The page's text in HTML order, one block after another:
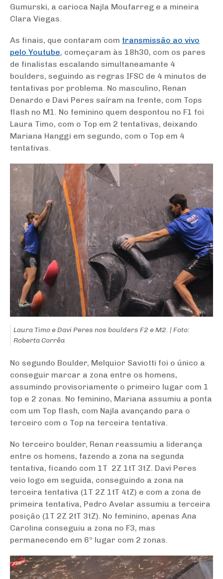
Gumurski, a carioca Najla Moufarreg e a mineira
Clara Viegas.
As finais, que contaram com transmissão ao vivo
pelo Youtube, começaram às 18h30, com os pares
de finalistas escalando simultaneamante 4
boulders, seguindo as regras IFSC de 4 minutos de
tentativas por problema. No masculino, Renan
Denardo e Davi Peres saíram na frente, com Tops
flash no M1. No feminino quem despontou no F1 foi
Laura Timo, com o Top em 2 tentativas, deixando
Mariana Hanggi em segundo, com o Top em 4
tentativas.
Laura Timo e Davi Peres nos boulders F2 e M2. | Foto:
Roberta Corrêa
No segundo Boulder, Melquior Saviotti foi o único a
conseguir marcar a zona entre os homens,
assumindo provisoriamente o primeiro lugar com 1
top e 2 zonas. No feminino, Mariana assumiu a ponta
com um Top flash, com Najla avançando para o
terceiro com o Top na terceira tentativa.
No terceiro boulder, Renan reassumiu a liderança
entre os homens, fazendo a zona na segunda
tentativa, ficando com 1T 2Z 1tT 3tZ. Davi Peres
veio logo em seguida, conseguindo a zona na
terceira tentativa (1T 2Z 1tT 4tZ) e com a zona de
primeira tentativa, Pedro Avelar assumiu a terceira
posição (1T 2Z 2tT 3tZ). No feminino, apenas Ana
Carolina conseguiu a zona no F3, mas
permanecendo em 6º lugar com 2 zonas.